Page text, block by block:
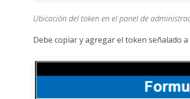
Ubicación del token en el panel de
Debe copiar y agregar el token señalado